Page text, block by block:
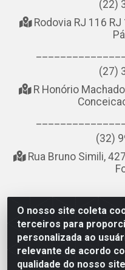
O nosso site coleta
terceiros para
personalizada ao
relevante de acordo
qualidade do nosso
(22)
Rodovia RJ 116 RJ
(27)
R Honório
(32)
Rua Bruno Simili,
NOBREDO COMÉRCIO E
JOSÉ DOS SANTOS,
GONÇALO/RJ - CEP